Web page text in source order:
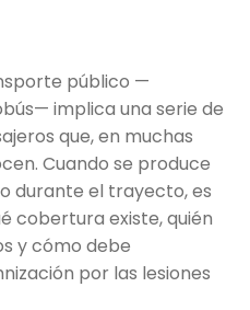
público —
implica una serie de
que, en muchas
Cuando se produce
durante el trayecto, es
cobertura existe, quién
y cómo debe
por las lesiones